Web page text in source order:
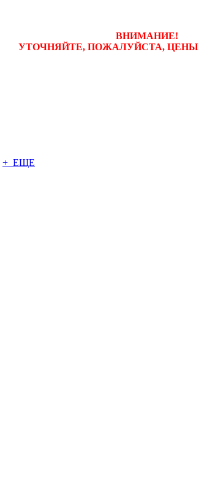
ВНИМАНИЕ!
УТОЧНЯЙТЕ, ПОЖАЛУЙСТА, ЦЕНЫ
+ ЕЩЕ